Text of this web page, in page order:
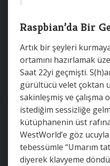
Raspbian’da Bir
Artık bir şeyleri
ortamını hazırlamak
Saat 22yi geçmişti.
gürültücü velet çoktan
sakinleşmiş ve çalışma
istediğim sessizliğe
kütüphanenin üst
WestWorld’e göz
tebessümle “Umarım
diyerek klavyeme